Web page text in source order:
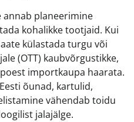
annab planeerimine
kohalikke tootjaid. Kui
külastada turgu või
(OTT) kaubvõrgustikke,
importkaupa haarata.
õunad, kartulid,
vähendab toidu
jalajälge.